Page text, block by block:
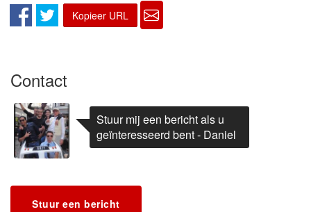
Kopieer URL
Contact
Stuur mij een bericht als u
geïnteresseerd bent - Daniel
Stuur een bericht